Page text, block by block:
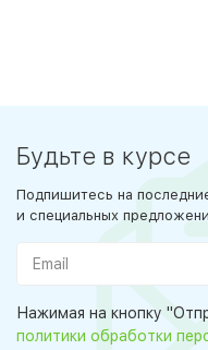
Будьте в курсе
Подпишитесь на
и специальных
Нажимая на кнопку
политики обработки